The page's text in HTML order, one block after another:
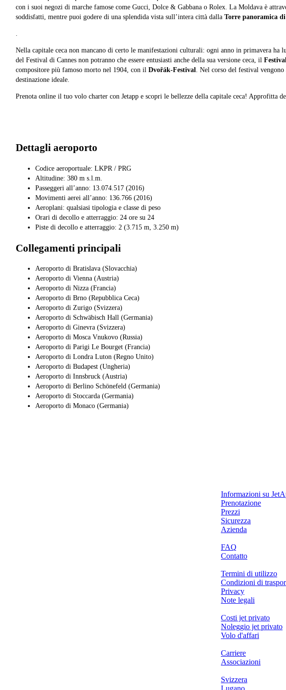
con i suoi negozi di marche famose come Gucci, Dolce & Gabbana o Rolex. La Moldava è
soddisfatti, mentre puoi godere di una splendida vista sull’intera città dalla Torre panoramica
Nella capitale ceca non mancano di certo le manifestazioni culturali: ogni anno in primavera ha
del Festival di Cannes non potranno che essere entusiasti anche della sua versione ceca, il
compositore più famoso morto nel 1904, con il Dvořák-Festival . Nel corso del festival
destinazione ideale.
Prenota online il tuo volo charter con Jetapp e scopri le bellezze della capitale ceca! Approfitta
Dettagli aeroporto
Codice aeroportuale: LKPR / PRG
Altitudine: 380 m s.l.m.
Passeggeri all’anno: 13.074.517 (2016)
Movimenti aerei all’anno: 136.766 (2016)
Aeroplani: qualsiasi tipologia e classe di peso
Orari di decollo e atterraggio: 24 ore su 24
Piste di decollo e atterraggio: 2 (3.715 m, 3.250 m)
Collegamenti principali
Aeroporto di Bratislava (Slovacchia)
Aeroporto di Vienna (Austria)
Aeroporto di Nizza (Francia)
Aeroporto di Brno (Repubblica Ceca)
Aeroporto di Zurigo (Svizzera)
Aeroporto di Schwäbisch Hall (Germania)
Aeroporto di Ginevra (Svizzera)
Aeroporto di Mosca Vnukovo (Russia)
Aeroporto di Parigi Le Bourget (Francia)
Aeroporto di Londra Luton (Regno Unito)
Aeroporto di Budapest (Ungheria)
Aeroporto di Innsbruck (Austria)
Aeroporto di Berlino Schönefeld (Germania)
Aeroporto di Stoccarda (Germania)
Aeroporto di Monaco (Germania)
Informazioni su
Prenotazione
Prezzi
Sicurezza
Azienda
FAQ
Contatto
Termini di utilizzo
Condizioni di
Privacy
Note legali
Costi jet privato
Noleggio jet privato
Volo d'affari
Carriere
Associazioni
Svizzera
Lugano